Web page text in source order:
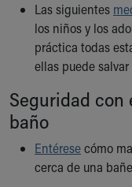
Rest
Visiting
Gift Shop
Department of
Health Info
Health Information
Healthy Info, Healthy
Inside Children's
KidsHealth Topics
Las siguientes
los niños y los
práctica todas
ellas puede salvar
Seguridad con
baño
Entéresecómo
cerca de una